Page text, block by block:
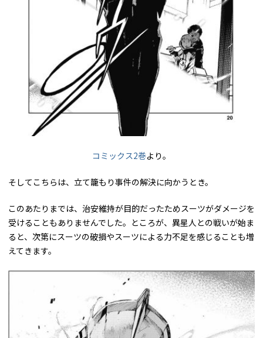
コミックス2巻より。
そしてこちらは、立て籠もり事件の解決に向かうとき。
このあたりまでは、治安維持が目的だったためスーツがダメージを
受けることもありませんでした。ところが、異星人との戦いが始ま
ると、次第にスーツの破損やスーツによる力不足を感じることも増
えてきます。